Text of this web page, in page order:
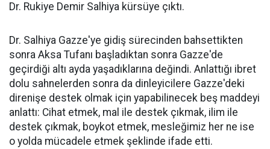
Dr. Rukiye Demir Salhiya kürsüye çıktı.
Dr. Salhiya Gazze'ye gidiş sürecinden bahsettikten
sonra Aksa Tufanı başladıktan sonra Gazze'de
geçirdiği altı ayda yaşadıklarına değindi. Anlattığı ibret
dolu sahnelerden sonra da dinleyicilere Gazze'deki
direnişe destek olmak için yapabilinecek beş maddeyi
anlattı: Cihat etmek, mal ile destek çıkmak, ilim ile
destek çıkmak, boykot etmek, mesleğimiz her ne ise
o yolda mücadele etmek şeklinde ifade etti.